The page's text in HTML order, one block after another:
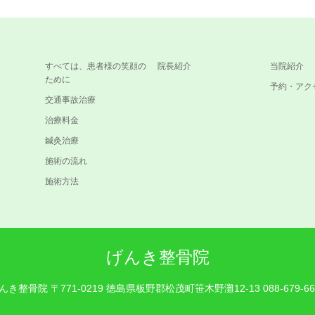
すべては、患者様の笑顔の
ために
交通事故治療
治療料金
鍼灸治療
施術の流れ
施術方法
院長紹介 当院紹介
予約・アク
げんき整骨院
き整骨院 〒771-0219 徳島県板野郡松茂町笹木野灘12-13 088-679-